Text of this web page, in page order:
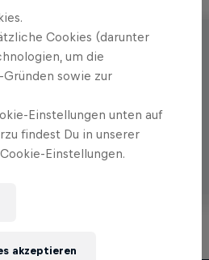
Guides für …
Cookies (darunter
um die
sowie zur
Einstellungen unten auf
findest Du in unserer
Einstellungen.
akzeptieren